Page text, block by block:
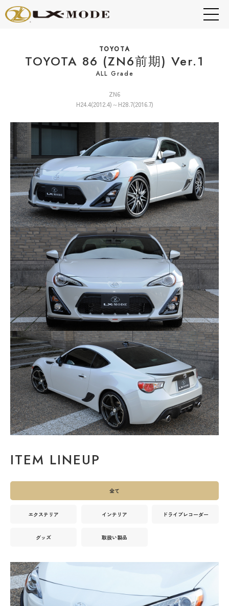
TOYOTA
TOYOTA 86 (ZN6前期) Ver.1
ALL Grade
ZN6
H24.4(2012.4)～H28.7(2016.7)
ITEM LINEUP
全て
エクステリア インテリア ドライブレコーダー
グッズ 取扱い製品